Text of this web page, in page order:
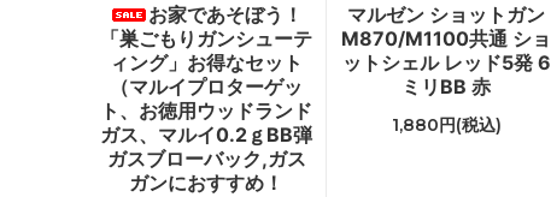
お家であそぼう！
「巣ごもりガンシューテ
ィング」お得なセット
（マルイプロターゲッ
ト、お徳用ウッドランド
ガス、マルイ0.2ｇBB弾
ガスブローバック,ガス
ガンにおすすめ！
マルゼン ショットガン
M870/M1100共通 ショ
ットシェル レッド5発 6
ミリBB 赤
1,880円(税込)